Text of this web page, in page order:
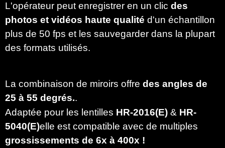
L'opérateur peut enregistrer en un clic des
photos et vidéos haute qualité d'un échantillon
plus de 50 fps et les sauvegarder dans la plupart
des formats utilisés.
La combinaison de miroirs offre des angles de
25 à 55 degrés..
Adaptée pour les lentilles HR-2016(E) & HR-
5040(E)elle est compatible avec de multiples
grossissements de 6x à 400x !